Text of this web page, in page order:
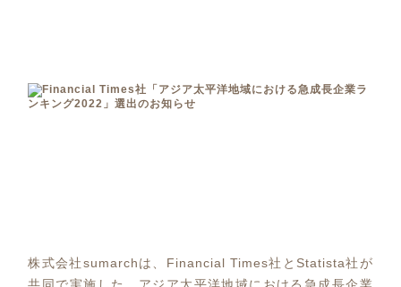
株式会社sumarchは、Financial Times社とStatista社が